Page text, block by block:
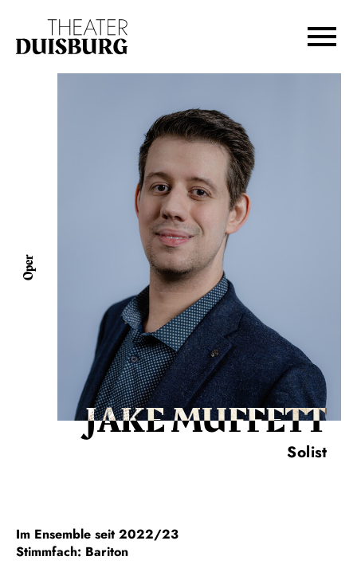
Zur Hauptnavigation springen
Zum Footer springen
Oper
JAKE MUFFETT
Solist
Im Ensemble seit 2022/23
Stimmfach: Bariton